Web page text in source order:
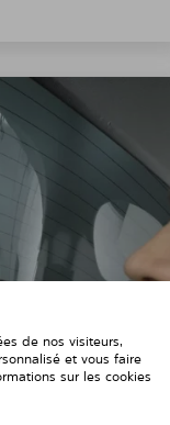
HÉSITER
de nos visiteurs,
et vous faire
sur les cookies